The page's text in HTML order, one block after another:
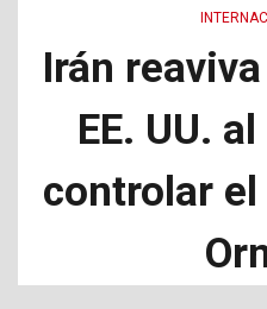
Irán
EE. UU.
controlar